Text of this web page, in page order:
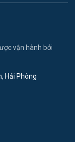
vận hành bởi
Hải Phòng